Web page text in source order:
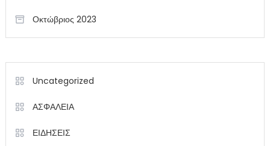
Οκτώβριος 2023
Uncategorized
ΑΣΦΑΛΕΙΑ
ΕΙΔΗΣΕΙΣ